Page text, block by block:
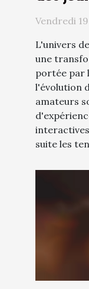
2025 :
Vendredi
L'univers
une
portée par
l'évolution
amateurs
suite les